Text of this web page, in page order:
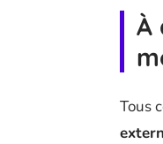
À
Tous